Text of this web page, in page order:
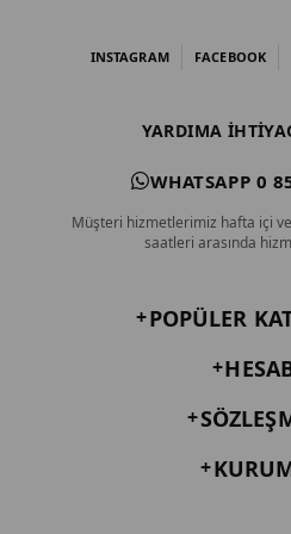
INSTAGRAM FACEBOOK
YARDIMA
WHATSAPP 0
Müşteri hizmetlerimiz hafta içi
saatleri arasında
POPÜLER